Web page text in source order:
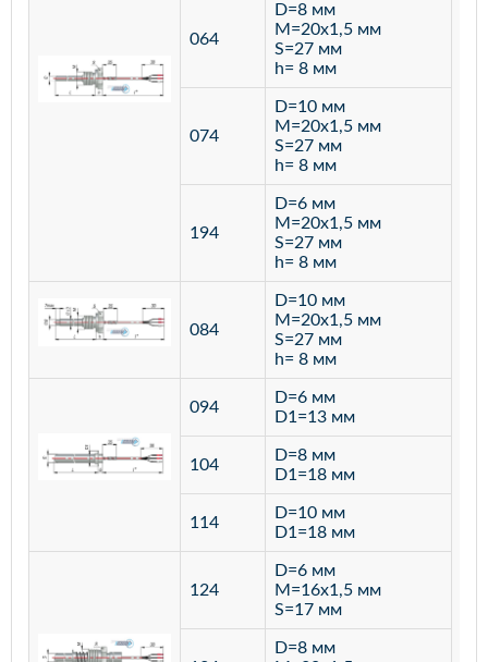
064
D=8 мм
M=20х1,5 мм
S=27 мм
h= 8 мм
074
D=10 мм
M=20х1,5 мм
S=27 мм
h= 8 мм
194
D=6 мм
M=20х1,5 мм
S=27 мм
h= 8 мм
084
D=10 мм
M=20х1,5 мм
S=27 мм
h= 8 мм
094
D=6 мм
D1=13 мм
104
D=8 мм
D1=18 мм
114
D=10 мм
D1=18 мм
124
D=6 мм
M=16х1,5 мм
S=17 мм
D=8 мм